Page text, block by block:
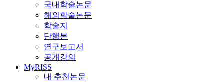
국내학술논문
해외학술논문
학술지
단행본
연구보고서
공개강의
MyRISS
내 추천논문